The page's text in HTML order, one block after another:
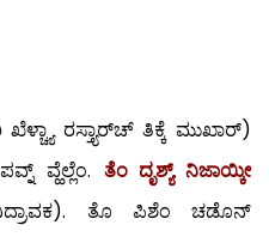
ರಸ್ತ್ಯಾರ್‌ಚ್ ತಿಕ್ಕೆ ಮುಖಾರ್)
ವ್ಹೆಲ್ಲೆಂ. ತೆಂ ದೃಶ್ಯ್ ನಿಜಾಯ್ಕೀ
ತೊ ಪಿಶೆಂ ಚಡೊನ್